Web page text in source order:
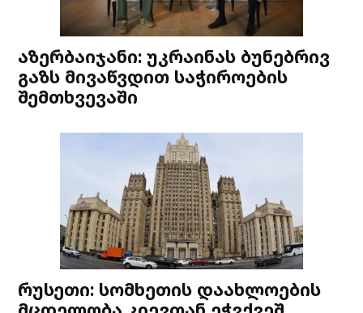
აზერბაიჯანი: უკრაინას ბუნებრივ
გაზს მივაწვდით საჭიროების
შემთხვევაში
რუსეთი: სომხეთის დაახლოების